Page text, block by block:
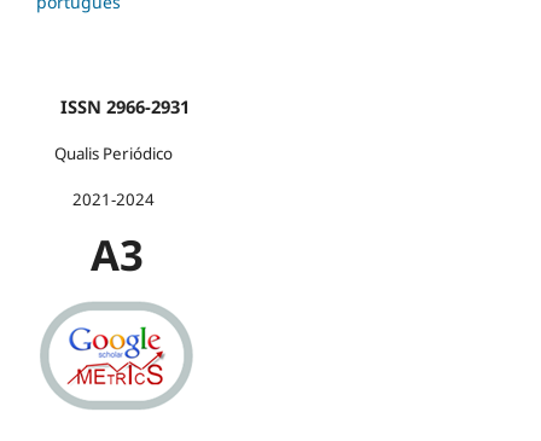
ISSN 2966-2931
Qualis Periódico
2021-2024
A3